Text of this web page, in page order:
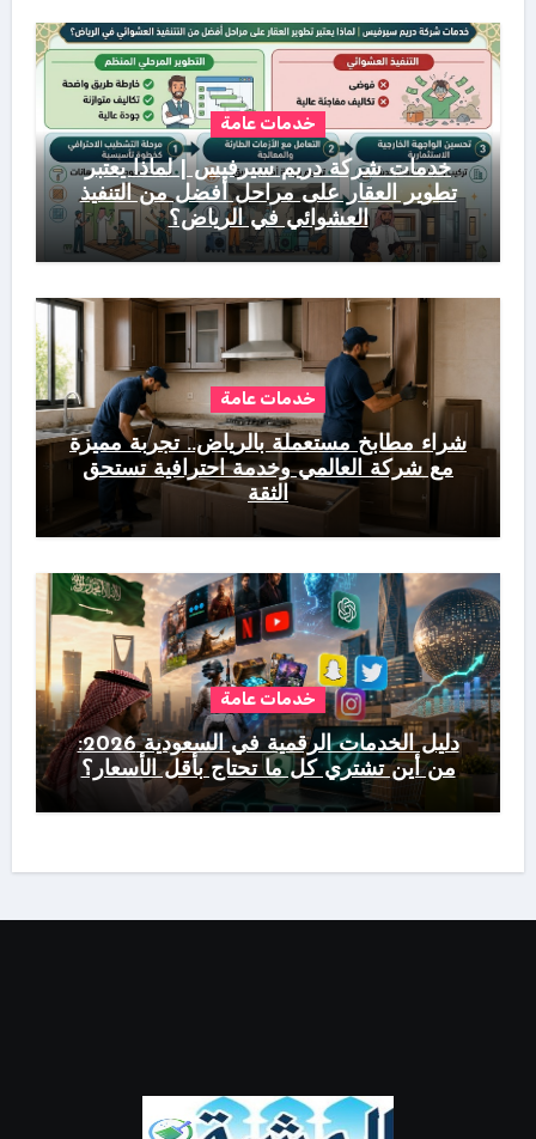
خدمات عامة
خدمات شركة دريم سيرفيس | لماذا يعتبر
تطوير العقار على مراحل أفضل من التنفيذ
العشوائي في الرياض؟
خدمات عامة
شراء مطابخ مستعملة بالرياض.. تجربة مميزة
مع شركة العالمي وخدمة احترافية تستحق
الثقة
خدمات عامة
دليل الخدمات الرقمية في السعودية 2026:
من أين تشتري كل ما تحتاج بأقل الأسعار؟